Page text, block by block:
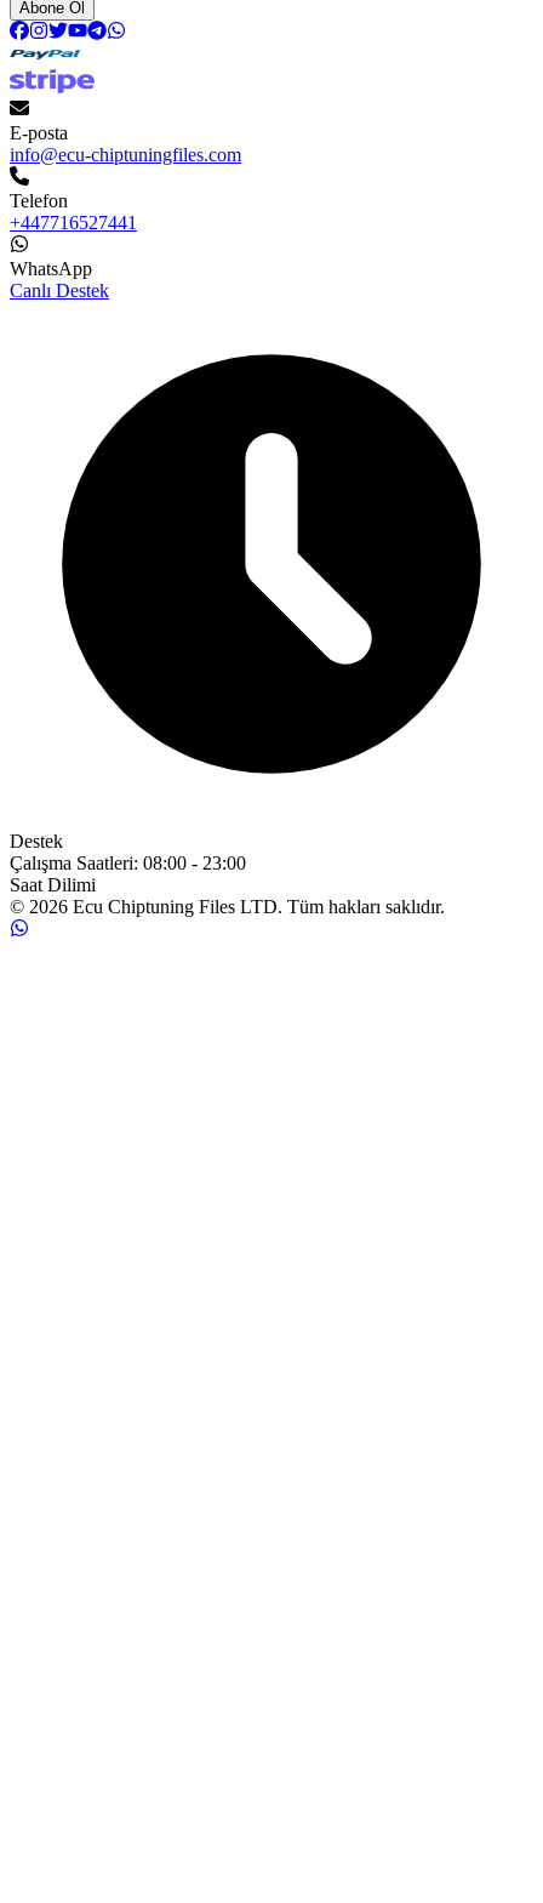
Abone Ol
E-posta
info@ecu-chiptuningfiles.com
Telefon
+447716527441
WhatsApp
Canlı Destek
Destek
Çalışma Saatleri: 08:00 - 23:00
Saat Dilimi
© 2026 Ecu Chiptuning Files LTD. Tüm hakları saklıdır.